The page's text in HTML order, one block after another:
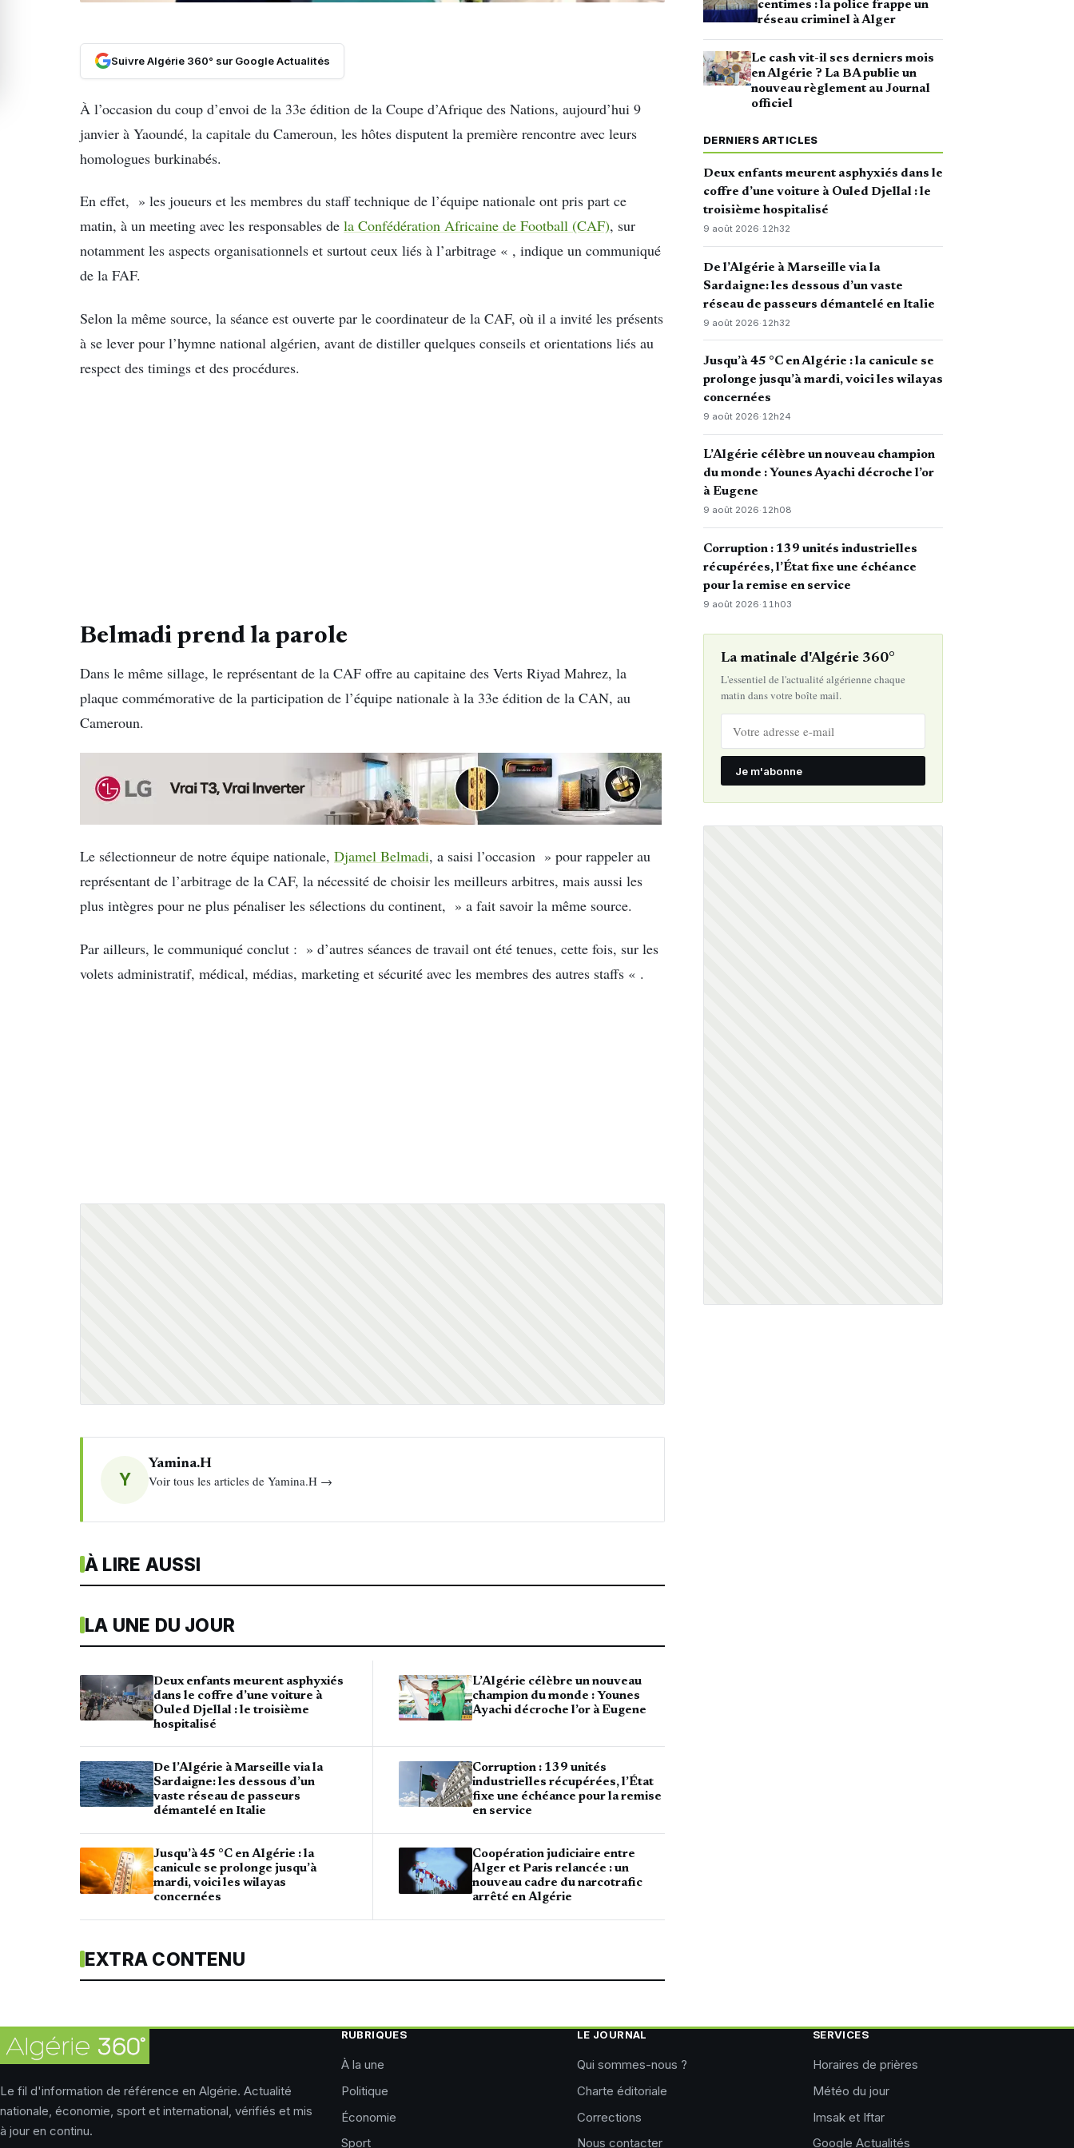
Suivre Algérie 360° sur Google Actualités
À l’occasion du coup d’envoi de la 33e édition de la Coupe d’Afrique des Nations, aujourd’hui 9
janvier à Yaoundé, la capitale du Cameroun, les hôtes disputent la première rencontre avec leurs
homologues burkinabés.
En effet, » les joueurs et les membres du staff technique de l’équipe nationale ont pris part ce
matin, à un meeting avec les responsables de la Confédération Africaine de Football (CAF), sur
notamment les aspects organisationnels et surtout ceux liés à l’arbitrage « , indique un communiqué
de la FAF.
Selon la même source, la séance est ouverte par le coordinateur de la CAF, où il a invité les présents
à se lever pour l’hymne national algérien, avant de distiller quelques conseils et orientations liés au
respect des timings et des procédures.
Belmadi prend la parole
Dans le même sillage, le représentant de la CAF offre au capitaine des Verts Riyad Mahrez, la
plaque commémorative de la participation de l’équipe nationale à la 33e édition de la CAN, au
Cameroun.
Le sélectionneur de notre équipe nationale, Djamel Belmadi, a saisi l’occasion » pour rappeler au
représentant de l’arbitrage de la CAF, la nécessité de choisir les meilleurs arbitres, mais aussi les
plus intègres pour ne plus pénaliser les sélections du continent, » a fait savoir la même source.
Par ailleurs, le communiqué conclut : » d’autres séances de travail ont été tenues, cette fois, sur les
volets administratif, médical, médias, marketing et sécurité avec les membres des autres staffs « .
Y
Yamina.H
Voir tous les articles de Yamina.H →
À LIRE AUSSI
LA UNE DU JOUR
Deux enfants meurent asphyxiés
dans le coffre d’une voiture à
Ouled Djellal : le troisième
hospitalisé
De l’Algérie à Marseille via la
Sardaigne: les dessous d’un
vaste réseau de passeurs
démantelé en Italie
Jusqu’à 45 °C en Algérie : la
canicule se prolonge jusqu’à
mardi, voici les wilayas
concernées
L’Algérie célèbre un nouveau
champion du monde : Younes
Ayachi décroche l’or à Eugene
Corruption : 139 unités
industrielles récupérées, l’État
fixe une échéance pour la remise
en service
Coopération judiciaire entre
Alger et Paris relancée : un
nouveau cadre du narcotrafic
arrêté en Algérie
EXTRA CONTENU
centimes : la police frappe un
réseau criminel à Alger
Le cash vit-il ses derniers mois
en Algérie ? La BA publie un
nouveau règlement au Journal
officiel
DERNIERS ARTICLES
Deux enfants meurent asphyxiés dans le
coffre d’une voiture à Ouled Djellal : le
troisième hospitalisé
9 août 2026·12h32
De l’Algérie à Marseille via la
Sardaigne: les dessous d’un vaste
réseau de passeurs démantelé en Italie
9 août 2026· 12h32
Jusqu’à 45 °C en Algérie : la canicule se
prolonge jusqu’à mardi, voici les wilayas
concernées
9 août 2026·12h24
L’Algérie célèbre un nouveau champion
du monde : Younes Ayachi décroche l’or
à Eugene
9 août 2026·12h08
Corruption : 139 unités industrielles
récupérées, l’État fixe une échéance
pour la remise en service
9 août 2026· 11h03
La matinale d'Algérie 360°
L'essentiel de l'actualité algérienne chaque
matin dans votre boîte mail.
Je m'abonne
Le fil d'information de référence en Algérie. Actualité
nationale, économie, sport et international, vérifiés et mis
à jour en continu.
RUBRIQUES
À la une
Politique
Économie
Sport
LE JOURNAL
Qui sommes-nous ?
Charte éditoriale
Corrections
Nous contacter
SERVICES
Horaires de prières
Météo du jour
Imsak et Iftar
Google Actualités